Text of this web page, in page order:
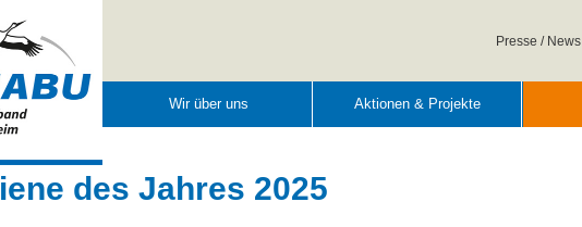
Navigation
Presse / News
Wir über uns Aktionen & Projekte
des Jahres 2025